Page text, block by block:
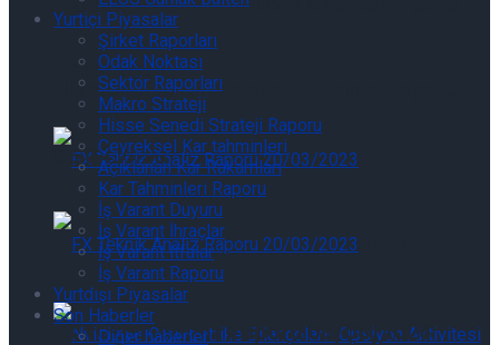
06.08.2026
FX Teknik Analiz Raporu 06/08/2026
Uluslararası Piyasalar Kapanış Raporu –
06.08.2026
FX Teknik Analiz Raporu 06/08/2026
Yurtiçi Piyasalar
Şirket Raporları
Odak Noktası
Sektör Raporları
Makro Strateji
Hisse Senedi Strateji Raporu
Çeyreksel Kar tahminleri
Açıklanan Kar Rakamları
Kar Tahminleri Raporu
İş Varant Duyuru
İş Varant İhraçlar
İş Varant İtfalar
İş Varant Raporu
Yurtdışı Piyasalar
Son Haberler
Diğer haberler